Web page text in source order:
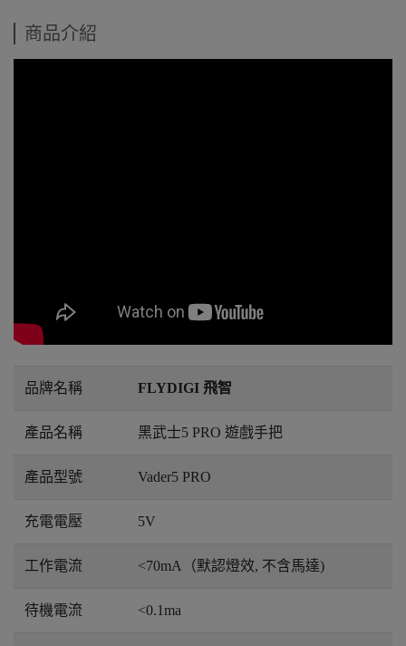
商品介紹
品牌名稱 FLYDIGI 飛智
產品名稱 黑武士5 PRO 遊戲手把
產品型號 Vader5 PRO
充電電壓 5V
工作電流 <70mA（默認燈效, 不含馬達)
待機電流 <0.1ma